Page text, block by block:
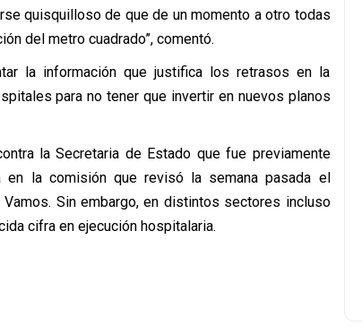
quisquilloso de que de un momento a otro todas
del metro cuadrado”, comentó.
la información que justifica los retrasos en la
para no tener que invertir en nuevos planos
la Secretaria de Estado que fue previamente
en la comisión que revisó la semana pasada el
Sin embargo, en distintos sectores incluso
cifra en ejecución hospitalaria.